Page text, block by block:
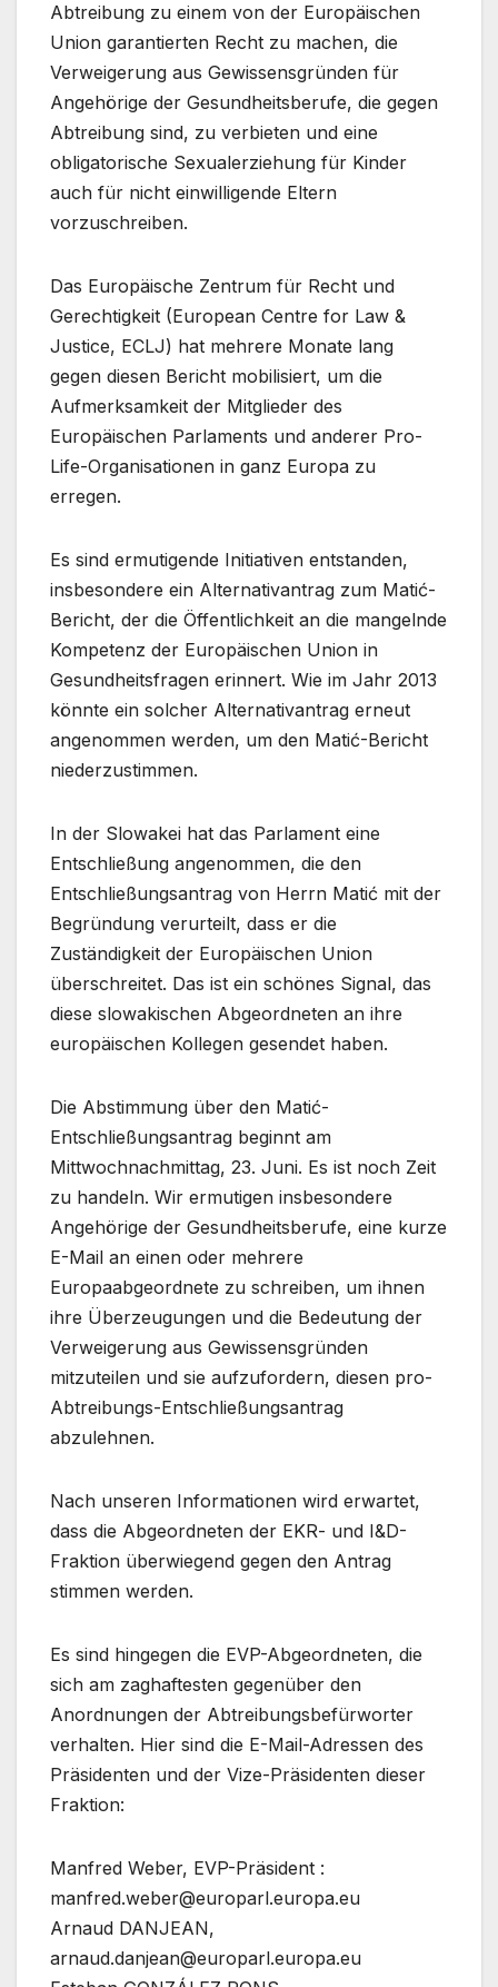
Abtreibung zu einem von der Europäischen
Union garantierten Recht zu machen, die
Verweigerung aus Gewissensgründen für
Angehörige der Gesundheitsberufe, die gegen
Abtreibung sind, zu verbieten und eine
obligatorische Sexualerziehung für Kinder
auch für nicht einwilligende Eltern
vorzuschreiben.
Das Europäische Zentrum für Recht und
Gerechtigkeit (European Centre for Law &
Justice, ECLJ) hat mehrere Monate lang
gegen diesen Bericht mobilisiert, um die
Aufmerksamkeit der Mitglieder des
Europäischen Parlaments und anderer Pro-
Life-Organisationen in ganz Europa zu
erregen.
Es sind ermutigende Initiativen entstanden,
insbesondere ein Alternativantrag zum Matić-
Bericht, der die Öffentlichkeit an die mangelnde
Kompetenz der Europäischen Union in
Gesundheitsfragen erinnert. Wie im Jahr 2013
könnte ein solcher Alternativantrag erneut
angenommen werden, um den Matić-Bericht
niederzustimmen.
In der Slowakei hat das Parlament eine
Entschließung angenommen, die den
Entschließungsantrag von Herrn Matić mit der
Begründung verurteilt, dass er die
Zuständigkeit der Europäischen Union
überschreitet. Das ist ein schönes Signal, das
diese slowakischen Abgeordneten an ihre
europäischen Kollegen gesendet haben.
Die Abstimmung über den Matić-
Entschließungsantrag beginnt am
Mittwochnachmittag, 23. Juni. Es ist noch Zeit
zu handeln. Wir ermutigen insbesondere
Angehörige der Gesundheitsberufe, eine kurze
E-Mail an einen oder mehrere
Europaabgeordnete zu schreiben, um ihnen
ihre Überzeugungen und die Bedeutung der
Verweigerung aus Gewissensgründen
mitzuteilen und sie aufzufordern, diesen pro-
Abtreibungs-Entschließungsantrag
abzulehnen.
Nach unseren Informationen wird erwartet,
dass die Abgeordneten der EKR- und I&D-
Fraktion überwiegend gegen den Antrag
stimmen werden.
Es sind hingegen die EVP-Abgeordneten, die
sich am zaghaftesten gegenüber den
Anordnungen der Abtreibungsbefürworter
verhalten. Hier sind die E-Mail-Adressen des
Präsidenten und der Vize-Präsidenten dieser
Fraktion:
Manfred Weber, EVP-Präsident :
manfred.weber@europarl.europa.eu
Arnaud DANJEAN,
arnaud.danjean@europarl.europa.eu